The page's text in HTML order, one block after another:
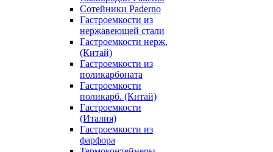
Сотейники Paderno
Гастроемкости из
нержавеющей стали
Гастроемкости нерж.
(Китай)
Гастроемкости из
поликарбоната
Гастроемкости
поликарб. (Китай)
Гастроемкости
(Италия)
Гастроемкости из
фарфора